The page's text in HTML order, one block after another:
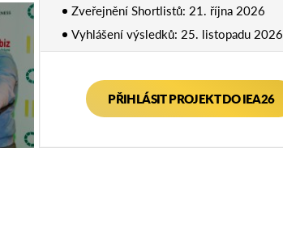
Zveřejnění Shortlistů: 21. října 2026
Vyhlášení výsledků: 25. listopadu 2026
PŘIHLÁSIT PROJEKT DO IEA26